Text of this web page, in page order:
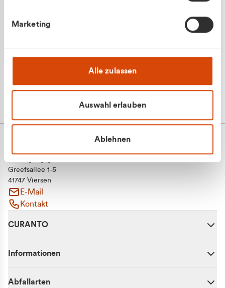
Marketing
Alle zulassen
Auswahl erlauben
Ablehnen
Greefsallee 1-5
41747 Viersen
E-Mail
Kontakt
CURANTO
Informationen
Abfallarten